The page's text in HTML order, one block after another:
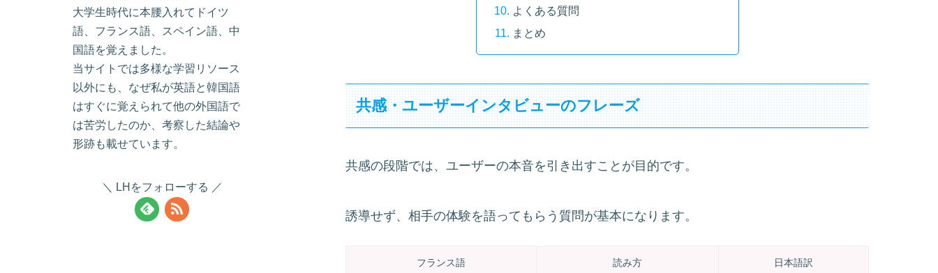
よくある質問
まとめ
共感・ユーザーインタビューのフレーズ
共感の段階では、ユーザーの本音を引き出すことが目的です。
誘導せず、相手の体験を語ってもらう質問が基本になります。
フランス語 読み方 日本語訳
大学生時代に本腰入れてドイツ
語、フランス語、スペイン語、中
国語を覚えました。
当サイトでは多様な学習リソース
以外にも、なぜ私が英語と韓国語
はすぐに覚えられて他の外国語で
は苦労したのか、考察した結論や
形跡も載せています。
LHをフォローする